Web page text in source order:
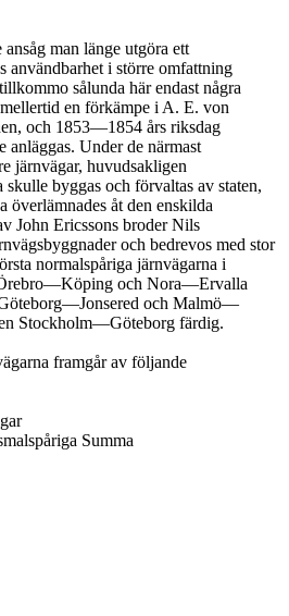
man länge utgöra ett
användbarhet i större omfattning
sålunda här endast några
en förkämpe i A. E. von
och 1853—1854 års riksdag
anläggas. Under de närmast
järnvägar, huvudsakligen
skulle byggas och förvaltas av staten,
överlämnades åt den enskilda
John Ericssons broder Nils
och bedrevos med stor
normalspåriga järnvägarna i
och Nora—Ervalla
Göteborg—Jonsered och Malmö—
Stockholm—Göteborg färdig.
framgår av följande
Summa